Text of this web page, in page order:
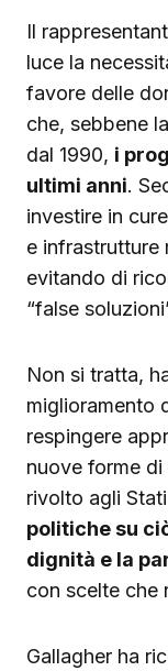
Il
luce la
favore delle
che, sebbene
dal 1990, i
ultimi anni.
investire in
e infrastrutture
evitando di
“false
Non si tratta,
miglioramento
respingere
nuove forme di
rivolto agli
politiche su
dignità e la
con scelte che
Gallagher ha